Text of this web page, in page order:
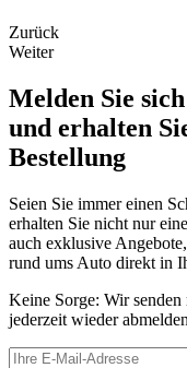
Zurück
Weiter
Melden Sie
und erhalten
Bestellung
Seien Sie immer einen
erhalten Sie nicht nur
auch exklusive
rund ums Auto direkt in
Keine Sorge: Wir
jederzeit wieder